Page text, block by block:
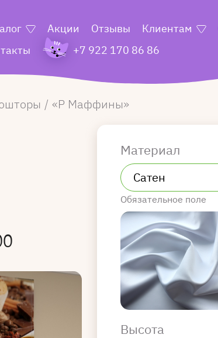
Акции Отзывы Клиентам
+7 922 170 86 86
Р Маффины
Материал
Обязательное поле
Высота